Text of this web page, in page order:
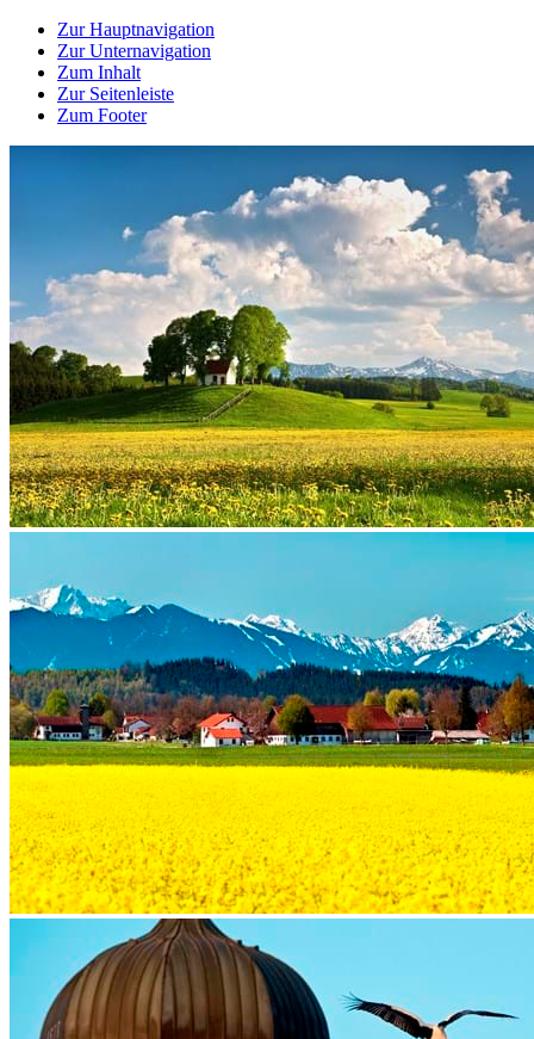
Zur Hauptnavigation
Zur Unternavigation
Zum Inhalt
Zur Seitenleiste
Zum Footer